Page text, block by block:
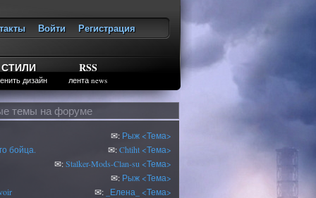
Войти
Регистрация
СТИЛИ
дизайн
RSS
лента news
темы на форуме
✉: Рыж <Тема>
бойца.
✉:Chtiht <Тема>
✉:Stalker-Mods-Clan-su <Тема>
✉: Рыж <Тема>
✉: _Елена_
<Тема>